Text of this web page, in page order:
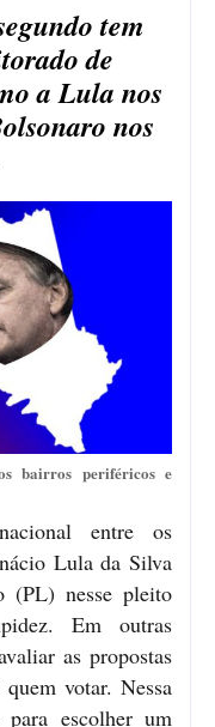
tem
de
a Lula nos
nos
bairros periféricos e
entre os
Lula da Silva
(PL) nesse pleito
Em outras
as propostas
votar. Nessa
escolher um